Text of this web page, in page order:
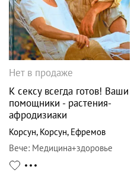
Нет в продаже
К сексу всегда готов! Ваши
помощники - растения-
афродизиаки
Корсун, Корсун, Ефремов
Вече: Медицина+здоровье